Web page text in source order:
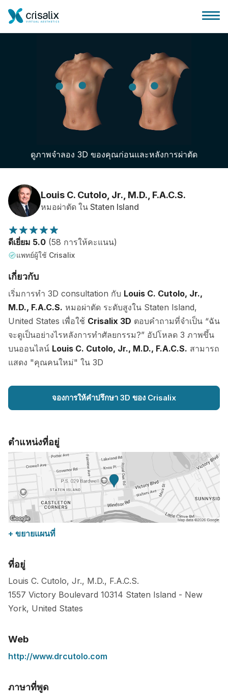
บ้านของหมอผ่าตัด
แพลตฟอร์มธุรกิจ 3D
แผน
ความคิดเห็นของคนไข้
ดูภาพจำลอง 3D ของคุณก่อนและหลังการผ่าตัด
Louis C. Cutolo, Jr., M.D., F.A.C.S.
หมอผ่าตัด ใน Staten Island
ดีเยี่ยม 5.0 (58 การให้คะแนน)
แพทย์ผู้ใช้ Crisalix
เกี่ยวกับ
เริ่มการทำ 3D consultation กับ Louis C. Cutolo, Jr.,
M.D., F.A.C.S. หมอผ่าตัด ระดับสูงใน Staten Island,
United States เพื่อใช้ Crisalix 3D ตอบคำถามที่จำเป็น “ฉัน
จะดูเป็นอย่างไรหลังการทำศัลยกรรม?” อัปโหลด 3 ภาพขึ้น
บนออนไลน์ Louis C. Cutolo, Jr., M.D., F.A.C.S. สามารถ
แสดง "คุณคนใหม่" ใน 3D
จองการให้คำปรึกษา 3D ของ Crisalix
ตำแหน่งที่อยู่
+ ขยายแผนที่
ที่อยู่
Louis C. Cutolo, Jr., M.D., F.A.C.S.
1557 Victory Boulevard 10314 Staten Island - New
York, United States
Web
http://www.drcutolo.com
ภาษาที่พูด